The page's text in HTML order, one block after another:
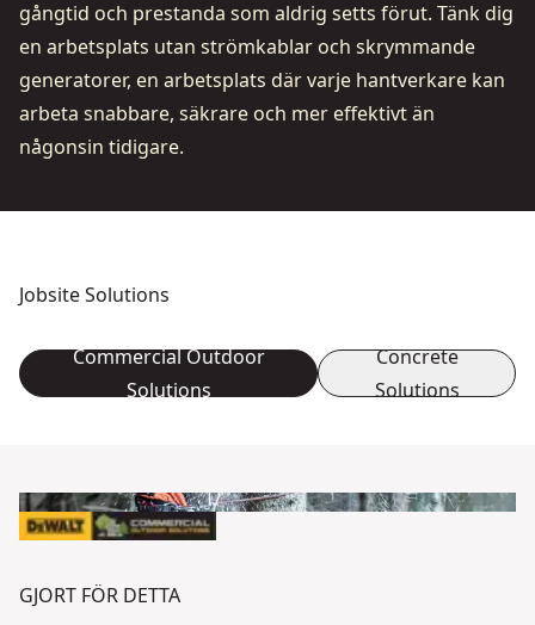
gångtid och prestanda som aldrig setts förut. Tänk dig
en arbetsplats utan strömkablar och skrymmande
generatorer, en arbetsplats där varje hantverkare kan
arbeta snabbare, säkrare och mer effektivt än
någonsin tidigare.
Jobsite Solutions
Commercial Outdoor
Solutions
Concrete
Solutions
GJORT FÖR DETTA